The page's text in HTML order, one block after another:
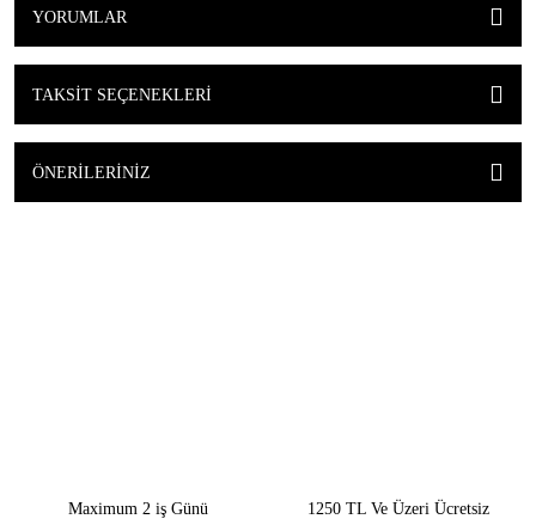
YORUMLAR
TAKSIT SEÇENEKLERI
ÖNERILERINIZ
Maximum 2 iş Günü
1250 TL Ve Üzeri Ücretsiz